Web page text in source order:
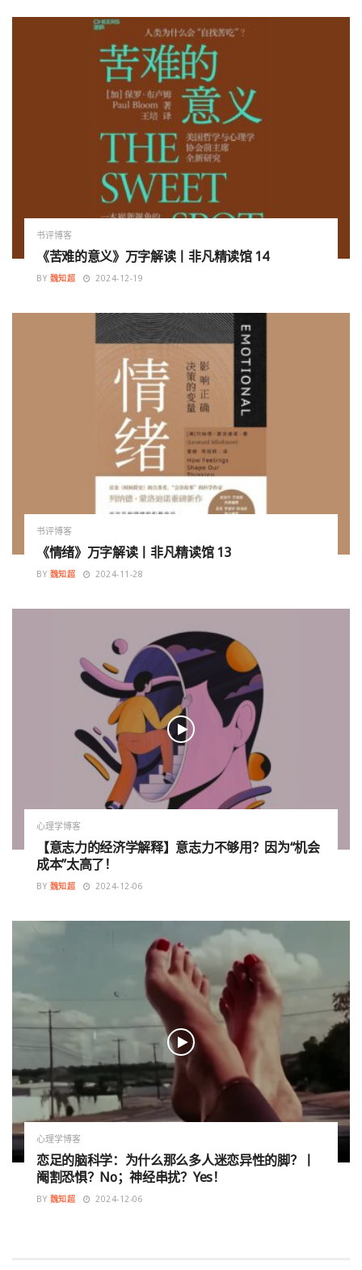
书评博客
《苦难的意义》万字解读丨非凡精读馆 14
BY 魏知超 2024-12-19
书评博客
《情绪》万字解读丨非凡精读馆 13
BY 魏知超 2024-11-28
心理学博客
【意志力的经济学解释】意志力不够用？因为“机会
成本”太高了！
BY 魏知超 2024-12-06
心理学博客
恋足的脑科学：为什么那么多人迷恋异性的脚？丨
阉割恐惧？No；神经串扰？Yes！
BY 魏知超 2024-12-06